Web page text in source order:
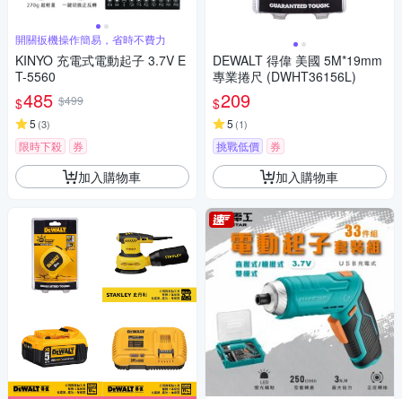
開關扳機操作簡易，省時不費力
KINYO 充電式電動起子 3.7V E
T-5560
$485 $499
5 (3)
限時下殺 券
加入購物車
DEWALT 得偉 美國 5M*19mm
專業捲尺 (DWHT36156L)
$209
5 (1)
挑戰低價 券
加入購物車